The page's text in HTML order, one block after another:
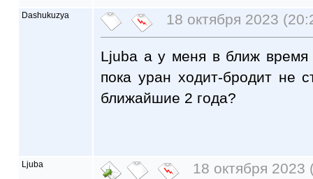
Dashukuzya 18 октября 2023
Ljuba а у меня в ближ
пока уран ходит-бродит не
ближайшие 2 года?
Ljuba 18 октября 2023